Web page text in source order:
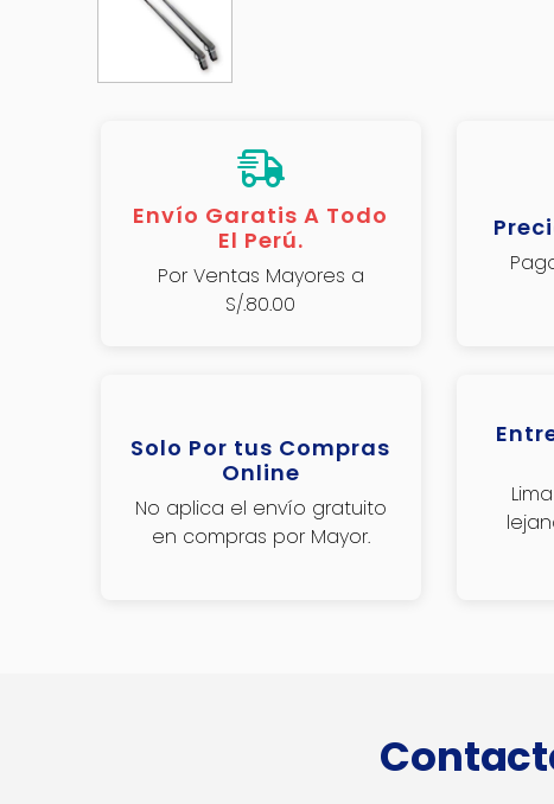
Envío Garatis A Todo
El Perú.
Por Ventas Mayores a
S/.80.00
Solo Por tus Compras
Online
No aplica el envío gratuito
en compras por Mayor.